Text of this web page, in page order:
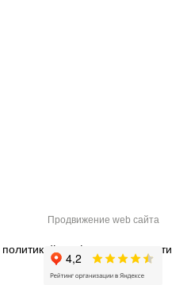
Продвижение web сайта
политикой конфиденциальности